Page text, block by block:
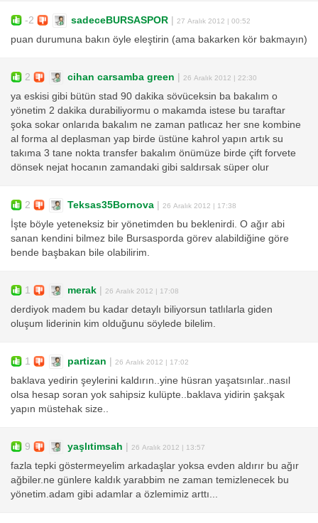
-2 sadeceBURSASPOR | 27 Aralık 2012 | 00:52
puan durumuna bakın öyle eleştirin (ama bakarken kör bakmayın)
2 cihan carsamba green | 26 Aralık 2012 | 22:30
ya eskisi gibi bütün stad 90 dakika sövüceksin ba bakalım o
yönetim 2 dakika durabiliyormu o makamda istese bu taraftar
şoka sokar onlarıda bakalım ne zaman patlıcaz her sne kombine
al forma al deplasman yap birde üstüne kahrol yapın artık su
takıma 3 tane nokta transfer bakalım önümüze birde çift forvete
dönsek nejat hocanın zamandaki gibi saldırsak süper olur
2 Teksas35Bornova | 26 Aralık 2012 | 17:38
İşte böyle yeteneksiz bir yönetimden bu beklenirdi. O ağır abi
sanan kendini bilmez bile Bursasporda görev alabildiğine göre
bende başbakan bile olabilirim.
1 merak | 26 Aralık 2012 | 17:08
derdiyok madem bu kadar detaylı biliyorsun tatlılarla giden
oluşum liderinin kim olduğunu söylede bilelim.
1 partizan | 26 Aralık 2012 | 17:02
baklava yedirin şeylerini kaldırın..yine hüsran yaşatsınlar..nasıl
olsa hesap soran yok sahipsiz kulüpte..baklava yidirin şakşak
yapın müstehak size..
9 yaşlıtimsah | 26 Aralık 2012 | 13:57
fazla tepki göstermeyelim arkadaşlar yoksa evden aldırır bu ağır
ağbiler.ne günlere kaldık yarabbim ne zaman temizlenecek bu
yönetim.adam gibi adamlar a özlemimiz arttı...